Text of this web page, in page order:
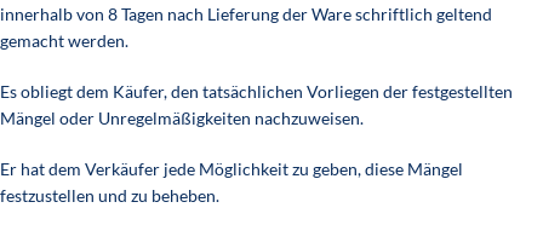
innerhalb von 8 Tagen nach Lieferung der Ware schriftlich geltend
gemacht werden.
Es obliegt dem Käufer, den tatsächlichen Vorliegen der festgestellten
Mängel oder Unregelmäßigkeiten nachzuweisen.
Er hat dem Verkäufer jede Möglichkeit zu geben, diese Mängel
festzustellen und zu beheben.